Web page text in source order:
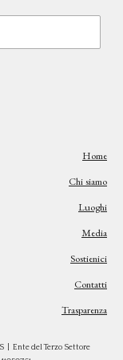
Home
Chi siamo
Luoghi
Media
Sostienici
Contatti
Trasparenza
| Ente del Terzo Settore